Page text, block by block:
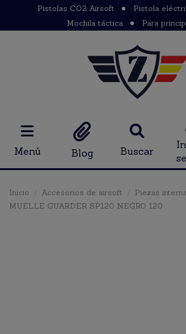
Pistolas CO2 Airsoft
Pistola
Mochila táctica
Para
Menú Blog Buscar
Inicio Accesorios de airsoft Piezas
MUELLE GUARDER SP120 NEGRO 120